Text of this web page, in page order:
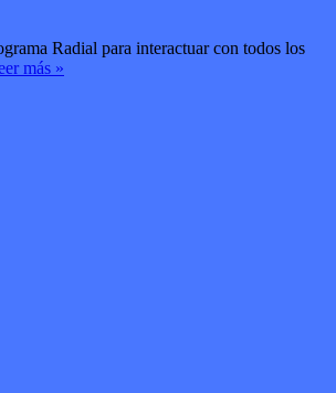
Radial para interactuar con todos los
más »